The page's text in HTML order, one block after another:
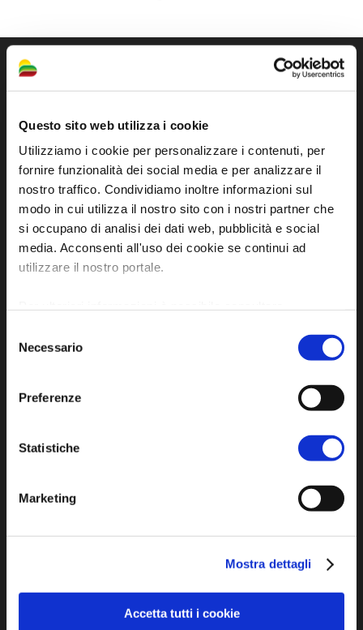
Questo sito web utilizza i cookie
Utilizziamo i cookie per personalizzare i contenuti, per
fornire funzionalità dei social media e per analizzare il
nostro traffico. Condividiamo inoltre informazioni sul
modo in cui utilizza il nostro sito con i nostri partner che
si occupano di analisi dei dati web, pubblicità e social
media. Acconsenti all'uso dei cookie se continui ad
utilizzare il nostro portale.
delNecessario
Preferenze
Statistiche
Marketing
Mostra dettagli
Accetta tutti i cookie
Sito ufficiale di informazione turistica
dell'Unione dei Comuni della Bassa Romagna
Piazza della Libertà, 13
48012 Bagnacavallo (RA)
Tel. +39 0545 280898
turismo@unione.labassaromagna.it
P.IVA e Cod. Fiscale 02291370399
Dichiarazione di accessibilità